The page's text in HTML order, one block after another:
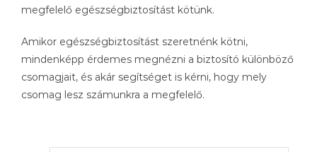
megfelelő egészségbiztosítást kötünk.
Amikor egészségbiztosítást szeretnénk kötni,
mindenképp érdemes megnézni a biztosító különböző
csomagjait, és akár segítséget is kérni, hogy mely
csomag lesz számunkra a megfelelő.